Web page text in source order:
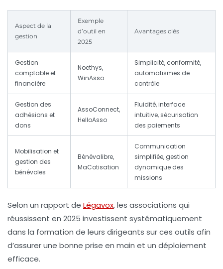
Aspect de la
gestion
Exemple
d’outil en
2025
Avantages clés
Gestion
comptable et
financière
Noethys,
WinAsso
Simplicité, conformité,
automatismes de
contrôle
Gestion des
adhésions et
dons
AssoConnect,
HelloAsso
Fluidité, interface
intuitive, sécurisation
des paiements
Mobilisation et
gestion des
bénévoles
Bénévalibre,
MaCotisation
Communication
simplifiée, gestion
dynamique des
missions
Selon un rapport de Légavox, les associations qui
réussissent en 2025 investissent systématiquement
dans la formation de leurs dirigeants sur ces outils afin
d’assurer une bonne prise en main et un déploiement
efficace.